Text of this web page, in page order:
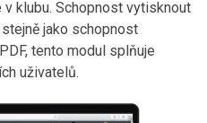
v klubu. Schopnost vytisknout
jako schopnost
tento modul splňuje
uživatelů.